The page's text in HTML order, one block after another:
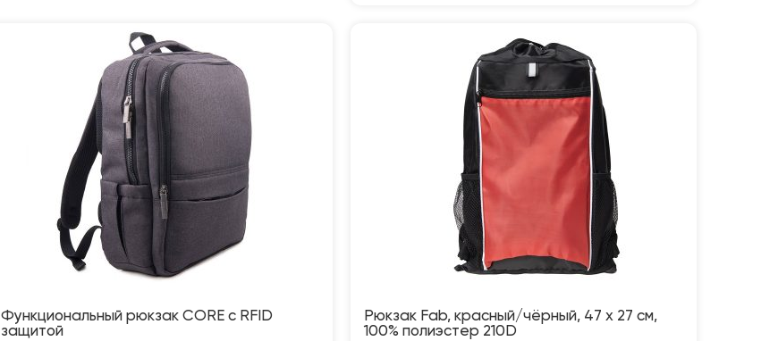
Функциональный рюкзак CORE с RFID
защитой
Рюкзак Fab, красный/чёрный, 47 x 27 см,
100% полиэстер 210D